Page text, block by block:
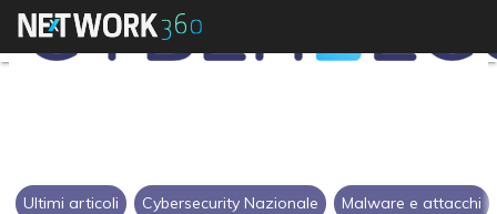
Ultimi articoli Cybersecurity Nazionale Malware e attacchi